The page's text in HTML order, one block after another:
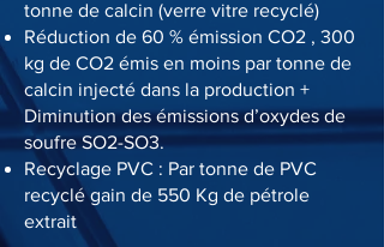
tonne de calcin (verre vitre recyclé)
Réduction de 60 % émission CO2 , 300
kg de CO2 émis en moins par tonne de
calcin injecté dans la production +
Diminution des émissions d’oxydes de
soufre SO2-SO3.​
Recyclage PVC : Par tonne de PVC
recyclé gain de 550 Kg de pétrole
extrait